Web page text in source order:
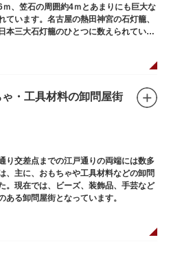
、笠石の周囲約4ｍとあまりにも巨大な
います。名古屋の熱田神宮の石灯籠、
本三大石灯籠のひとつに数えられていま
ゃ・工具材料の卸問屋街
り交差点までの江戸通りの両端には数多
、主に、おもちゃや工具材料などの卸問
。現在では、ビーズ、装飾品、手芸など
る卸問屋街となっています。